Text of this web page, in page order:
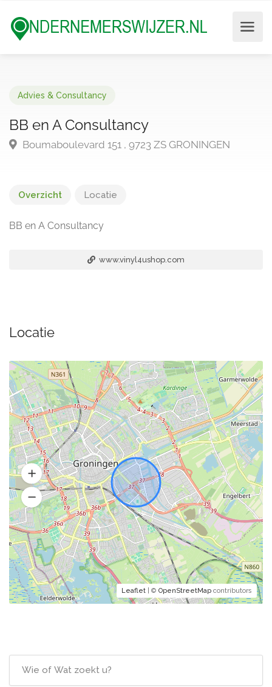
Advies & Consultancy
BB en A Consultancy
Boumaboulevard 151 , 9723 ZS GRONINGEN
Overzicht Locatie
BB en A Consultancy
www.vinyl4ushop.com
Locatie
Leaflet | © OpenStreetMap contributors